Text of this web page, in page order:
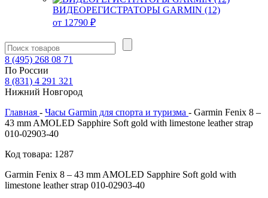
ВИДЕОРЕГИСТРАТОРЫ GARMIN (12)
от 12790 ₽
8 (495) 268 08 71
По России
8 (831) 4 291 321
Нижний Новгород
Главная - Часы Garmin для спорта и туризма - Garmin Fenix 8 –
43 mm AMOLED Sapphire Soft gold with limestone leather strap
010-02903-40
Код товара: 1287
Garmin Fenix 8 – 43 mm AMOLED Sapphire Soft gold with
limestone leather strap 010-02903-40